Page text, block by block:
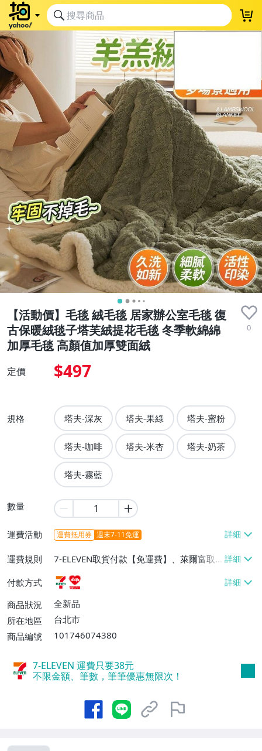
【活動價】毛毯 絨毛毯 居家辦公室毛毯 復
古保暖絨毯子塔芙絨提花毛毯 冬季軟綿綿
加厚毛毯 高顏值加厚雙面絨
0
定價 $497
規格 塔夫-深灰 塔夫-果綠 塔夫-蜜粉
塔夫-咖啡 塔夫-米杏 塔夫-奶茶
塔夫-霧藍
數量
運費活動 運費抵用券 週末7-11免運
運費規則
7-ELEVEN取貨付款【免運費】、萊爾富取
貨付款【免運費】
付款方式
商品狀況
全新品
所在地區
台北市
商品編號
101746074380
7-ELEVEN 運費只要38元
不限金額、筆數，筆筆優惠無限次！